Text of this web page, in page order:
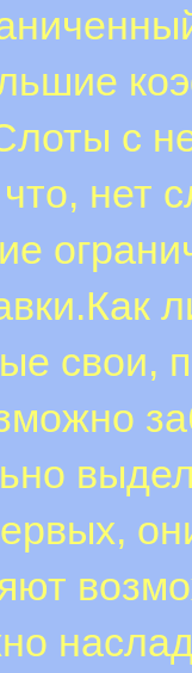
с
нет
свои,